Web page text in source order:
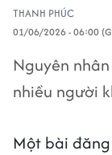
THANH PHÚC
01/06/2026 - 06:00
Nguyên
nhiều người
Một bài